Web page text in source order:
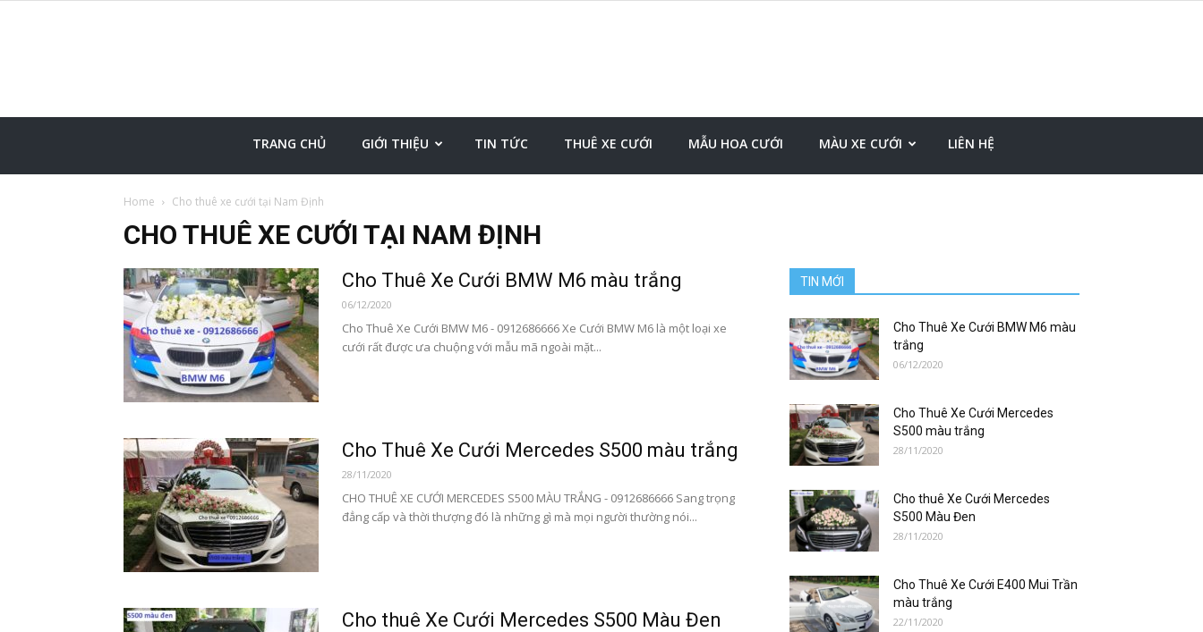
Đặt
TRANG CHỦ GIỚI THIỆU TIN TỨC THUÊ XE CƯỚI MẪU HOA CƯỚI MÀU XE CƯỚI LIÊN HỆ
Home Cho thuê xe cưới tại Nam Định
CHO THUÊ XE CƯỚI TẠI NAM ĐỊNH
Cho Thuê Xe Cưới BMW M6 màu trắng
06/12/2020
Cho Thuê Xe Cưới BMW M6 - 0912686666 Xe Cưới BMW M6 là một loại xe
cưới rất được ưa chuộng với mẫu mã ngoài mặt...
Cho Thuê Xe Cưới Mercedes S500 màu trắng
28/11/2020
CHO THUÊ XE CƯỚI MERCEDES S500 MÀU TRẮNG - 0912686666 Sang trọng
đẳng cấp và thời thượng đó là những gì mà mọi người thường nói...
Cho thuê Xe Cưới Mercedes S500 Màu Đen
TIN MỚI
Cho Thuê Xe Cưới BMW M6 màu
trắng
06/12/2020
Cho Thuê Xe Cưới Mercedes
S500 màu trắng
28/11/2020
Cho thuê Xe Cưới Mercedes
S500 Màu Đen
28/11/2020
Cho Thuê Xe Cưới E400 Mui Trần
màu trắng
22/11/2020